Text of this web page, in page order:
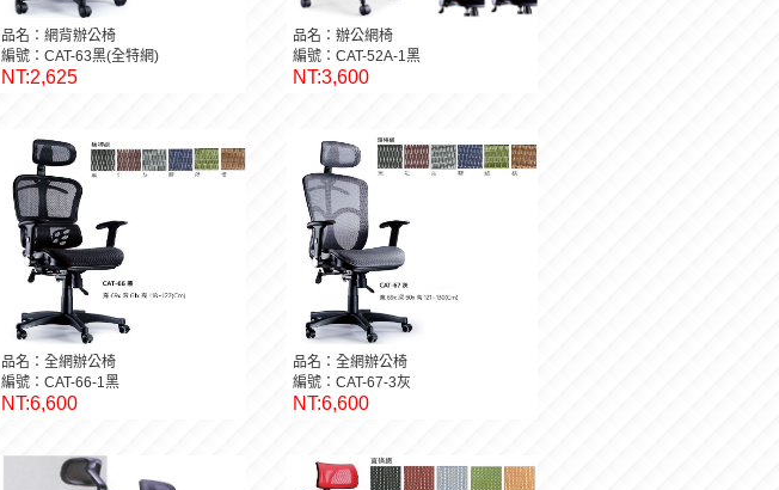
品名：網背辦公椅
編號：CAT-63黑(全特網)
NT:2,625
品名：辦公網椅
編號：CAT-52A-1黑
NT:3,600
品名：全網辦公椅
編號：CAT-66-1黑
NT:6,600
品名：全網辦公椅
編號：CAT-67-3灰
NT:6,600